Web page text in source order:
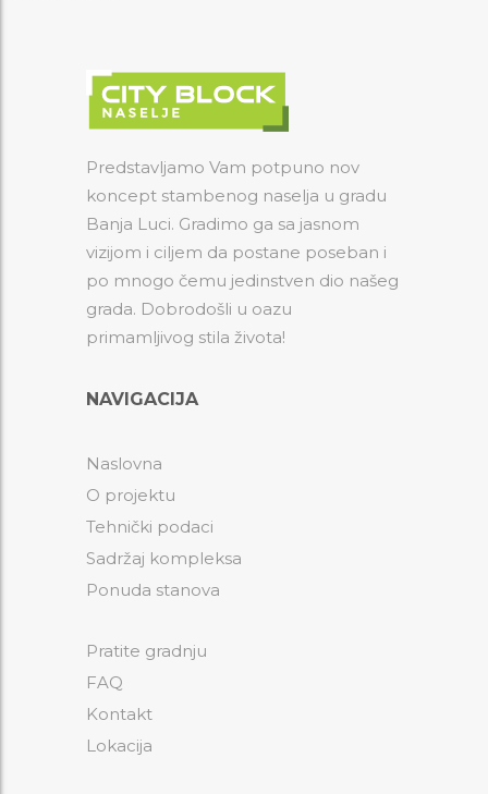
Predstavljamo Vam potpuno nov
koncept stambenog naselja u gradu
Banja Luci. Gradimo ga sa jasnom
vizijom i ciljem da postane poseban i
po mnogo čemu jedinstven dio našeg
grada. Dobrodošli u oazu
primamljivog stila života!
NAVIGACIJA
Naslovna
O projektu
Tehnički podaci
Sadržaj kompleksa
Ponuda stanova
Pratite gradnju
FAQ
Kontakt
Lokacija